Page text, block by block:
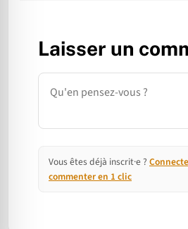
Laisser un
Commentaire
Vous êtes déjà inscrit·e ?
commenter en 1 clic